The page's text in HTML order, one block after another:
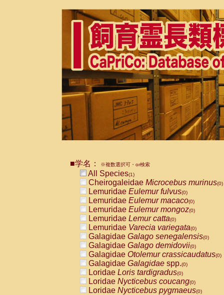
■学名： ※複数選択可・or検索
All Species(1)
Cheirogaleidae Microcebus murinus(0)
Lemuridae Eulemur fulvus(0)
Lemuridae Eulemur macaco(0)
Lemuridae Eulemur mongoz(0)
Lemuridae Lemur catta(0)
Lemuridae Varecia variegata(0)
Galagidae Galago senegalensis(0)
Galagidae Galago demidovii(0)
Galagidae Otolemur crassicaudatus(0)
Galagidae Galagidae spp.(0)
Loridae Loris tardigradus(0)
Loridae Nycticebus coucang(0)
Loridae Nycticebus pygmaeus(0)